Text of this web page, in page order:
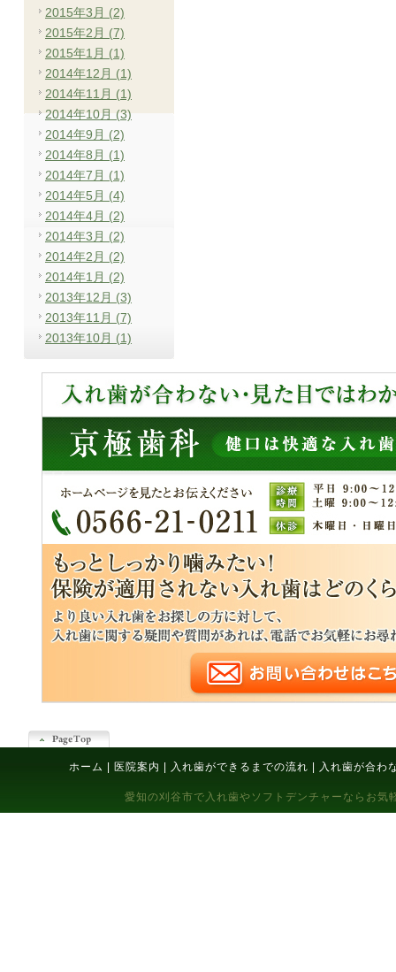
2015年3月 (2)
2015年2月 (7)
2015年1月 (1)
2014年12月 (1)
2014年11月 (1)
2014年10月 (3)
2014年9月 (2)
2014年8月 (1)
2014年7月 (1)
2014年5月 (4)
2014年4月 (2)
2014年3月 (2)
2014年2月 (2)
2014年1月 (2)
2013年12月 (3)
2013年11月 (7)
2013年10月 (1)
ホーム 医院案内 入れ歯ができるまでの流れ 入れ歯が合わ
愛知の刈谷市で入れ歯やソフトデンチャーなら